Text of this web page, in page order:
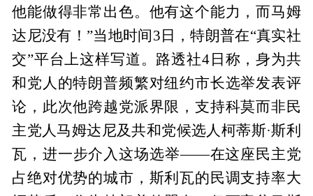
他能做得非常出色。他有这个能力，而马姆
达尼没有！”当地时间3日，特朗普在“真实社
交”平台上这样写道。路透社4日称，身为共
和党人的特朗普频繁对纽约市长选举发表评
论，此次他跨越党派界限，支持科莫而非民
主党人马姆达尼及共和党候选人柯蒂斯·斯利
瓦，进一步介入这场选举——在这座民主党
占绝对优势的城市，斯利瓦的民调支持率大